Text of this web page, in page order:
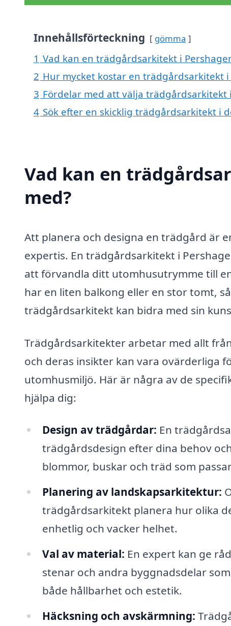
Innehållsförteckning gömma
1 Vad kan en trädgårdsarkitekt i
2 Hur mycket kostar en trädgårdsarkitekt i
3 Fördelar med att välja trädgårdsarkitekt
4 Sök efter en skicklig trädgårdsarkitekt i
Vad kan en
med?
Att planera och designa en trädgård är
expertis. En trädgårdsarkitekt i
att förvandla ditt utomhusutrymme till
har en liten balkong eller en stor tomt,
trädgårdsarkitekt kan bidra med sin
Trädgårdsarkitekter arbetar med allt
och deras insikter kan vara ovärderliga
utomhusmiljö. Här är några av de
hjälpa dig:
Design av trädgårdar: En
trädgårdsdesign efter dina behov
blommor, buskar och träd som
Planering av landskapsarkitektur:
trädgårdsarkitekt planera hur olika
enhetlig och vacker helhet.
Val av material: En expert kan ge
stenar och andra byggnadsdelar
både hållbarhet och estetik.
Häcksning och avskärmning: